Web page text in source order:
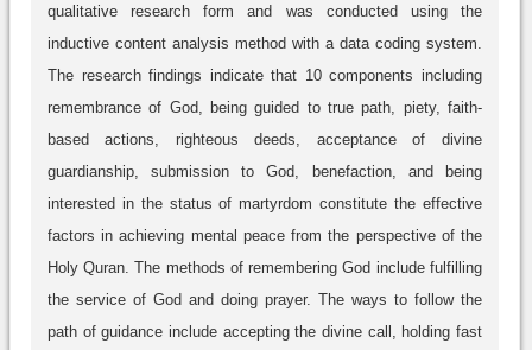
qualitative research form and was conducted using the
inductive content analysis method with a data coding system.
The research findings indicate that 10 components including
remembrance of God, being guided to true path, piety, faith-
based actions, righteous deeds, acceptance of divine
guardianship, submission to God, benefaction, and being
interested in the status of martyrdom constitute the effective
factors in achieving mental peace from the perspective of the
Holy Quran. The methods of remembering God include fulfilling
the service of God and doing prayer. The ways to follow the
path of guidance include accepting the divine call, holding fast